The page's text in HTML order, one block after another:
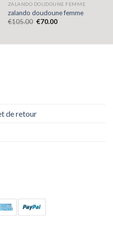
ZALANDO DOUDOUNE FEMME
zalando doudoune femme
€105.00 €70.00
de retour